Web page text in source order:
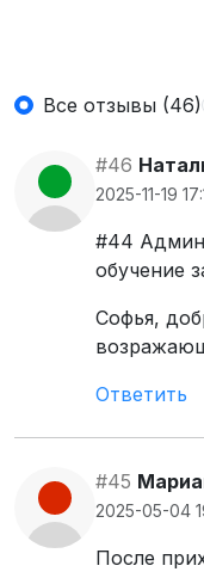
Все отзывы (46)
#46
2025-11-19
#44
обучение
Софья,
Ответить
#45
2025-05-04
После